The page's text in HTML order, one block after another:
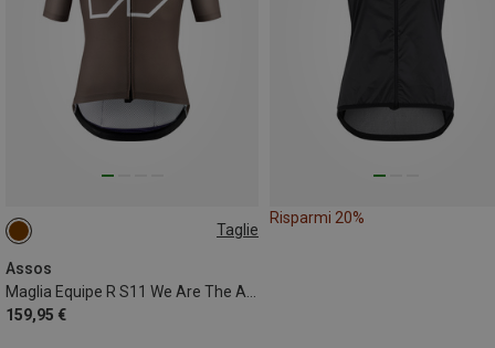
Taglie
Assos
159,95 €
S
Risparmi 20%